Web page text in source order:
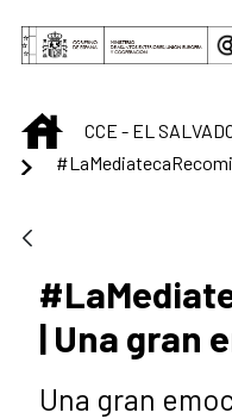
Saltar al contenido
INICIOCCE - EL
| Una gran
Una gran